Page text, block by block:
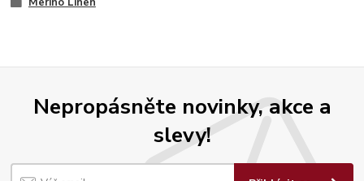
Nepropásněte novinky, akce a
slevy!